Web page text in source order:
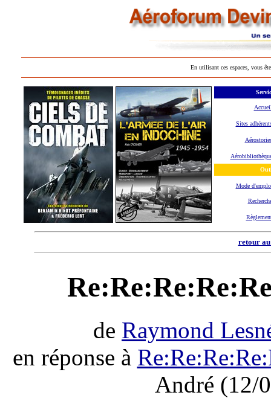
En utilisant ces espaces, vous
Sites
Mode
retour
de Raymond
en réponse à
André (12/